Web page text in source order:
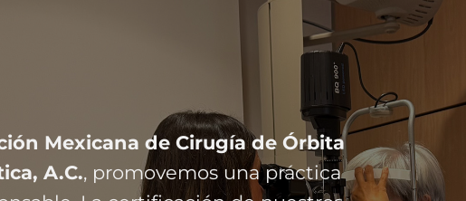
Mexicana de Cirugía de Órbita
A.C., promovemos una práctica